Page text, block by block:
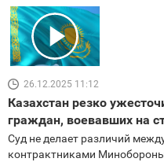
26.12.2025 11:12
Казахстан резко
граждан, воевавших на
Суд не делает различий
контрактниками